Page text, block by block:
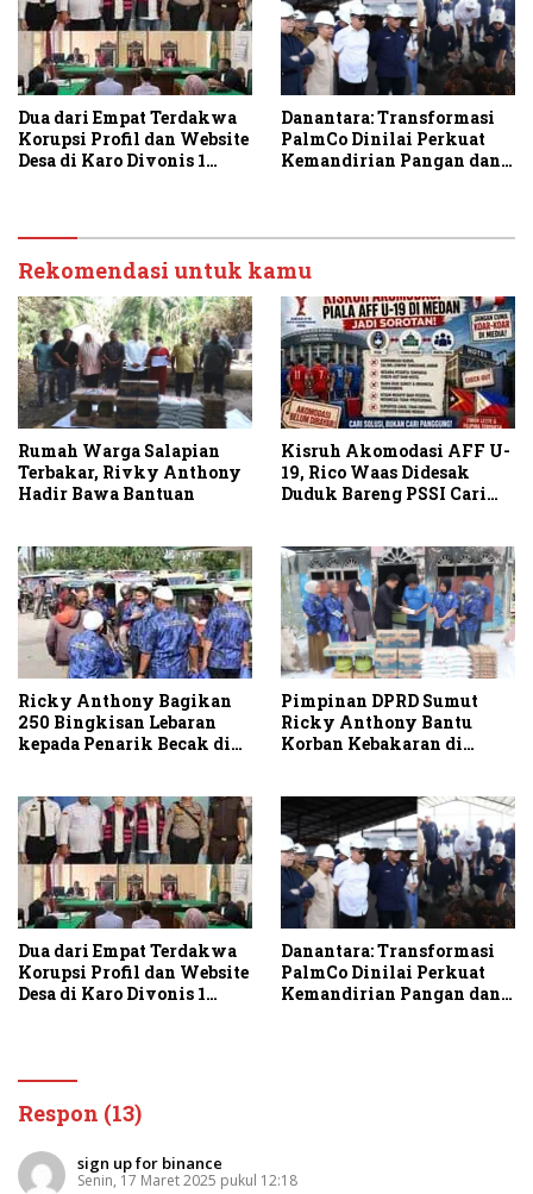
Dua dari Empat Terdakwa
Korupsi Profil dan Website
Desa di Karo Divonis 1
Danantara: Transformasi
PalmCo Dinilai Perkuat
Kemandirian Pangan dan
Rekomendasi untuk kamu
Rumah Warga Salapian
Terbakar, Rivky Anthony
Hadir Bawa Bantuan
Kisruh Akomodasi AFF U-
19, Rico Waas Didesak
Duduk Bareng PSSI Cari
Ricky Anthony Bagikan
250 Bingkisan Lebaran
kepada Penarik Becak di
Pimpinan DPRD Sumut
Ricky Anthony Bantu
Korban Kebakaran di
Dua dari Empat Terdakwa
Korupsi Profil dan Website
Desa di Karo Divonis 1
Danantara: Transformasi
PalmCo Dinilai Perkuat
Kemandirian Pangan dan
Respon (13)
sign up for binance
Senin, 17 Maret 2025 pukul 12:18